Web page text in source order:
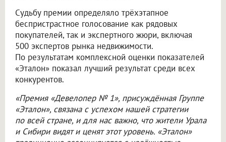
Судьбу премии определяло трёхэтапное
беспристрастное голосование как рядовых
покупателей, так и экспертного жюри, включая
500 экспертов рынка недвижимости.
По результатам комплексной оценки показателей
«Эталон» показал лучший результат среди всех
конкурентов.
«Премия «Девелопер № 1», присуждённая Группе
«Эталон», связана с успехом нашей стратегии
по всей стране, и для нас важно, что жители Урала
и Сибири видят и ценят этот уровень. «Эталон»